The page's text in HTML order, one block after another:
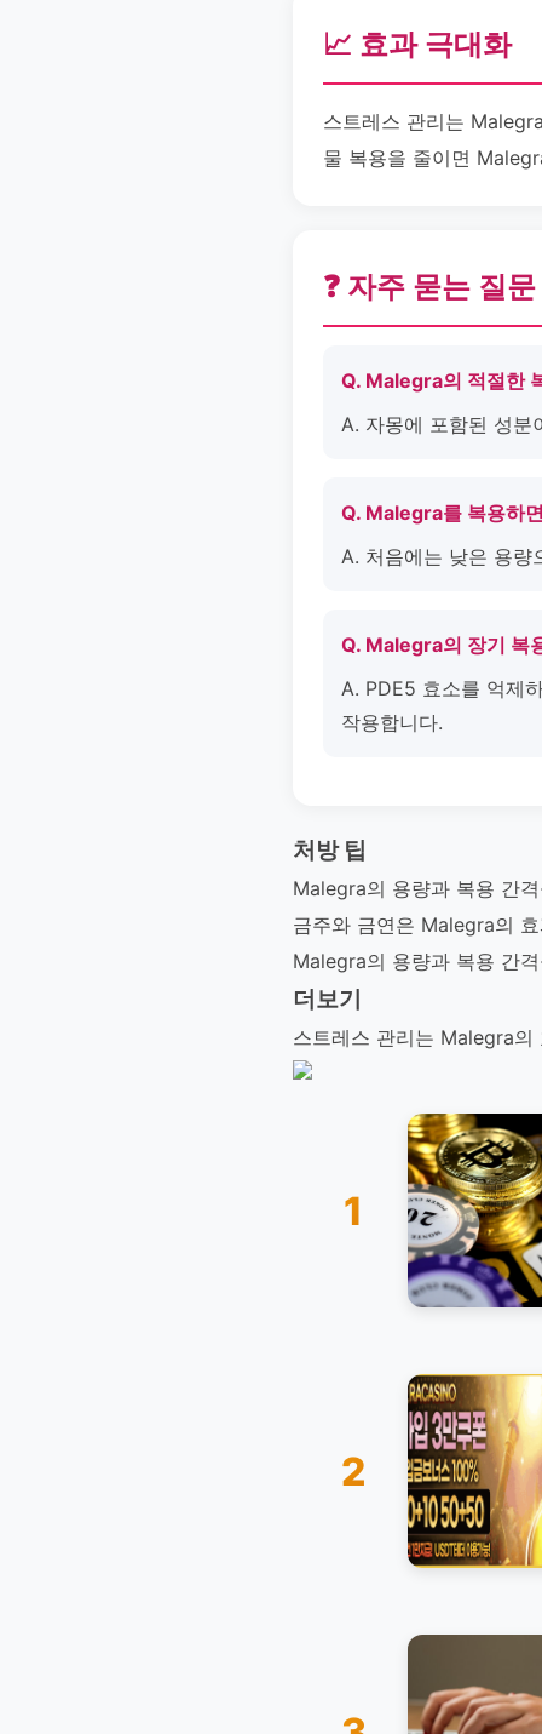
📈 효과 극대화
스트레스 관리는
물 복용을 줄이면
❓ 자주 묻는 질문
Q. Malegra의 적절한
A. 자몽에 포함된 성분
Q. Malegra를 복용하
A. 처음에는 낮은 용량
Q. Malegra의 장기 복
A. PDE5 효소를 억제
작용합니다.
처방 팁
Malegra의 용량과 복용 간
금주와 금연은 Malegra의
Malegra의 용량과 복용 간
더보기
스트레스 관리는 Malegra의
1
2